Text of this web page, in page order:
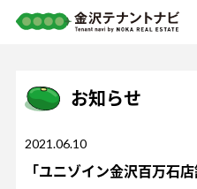
お知らせ
2021.06.10
「ユニゾイン金沢百万石